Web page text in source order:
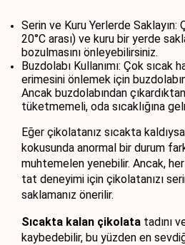
Serin ve Kuru Yerlerde Saklayın:
20°C arası) ve kuru bir yerde
bozulmasını önleyebilirsiniz.
Buzdolabı Kullanımı: Çok sıcak
erimesini önlemek için
Ancak buzdolabından
tüketmemeli, oda sıcaklığına
Eğer çikolatanız sıcakta
kokusunda anormal bir durum
muhtemelen yenebilir. Ancak,
tat deneyimi için çikolatanızı
saklamanız önerilir.
Sıcakta kalan çikolata tadını
kaybedebilir, bu yüzden en